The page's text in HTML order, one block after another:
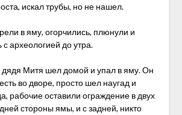
искал трубы, но не нашел.
в яму, огорчились, плюнули и
с археологией до утра.
Митя шел домой и упал в яму. Он
во дворе, просто шел наугад и
рабочие оставили ограждение в двух
стороны ямы, и с задней, никто